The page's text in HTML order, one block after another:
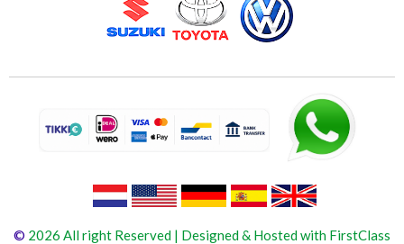
© 2026 All right Reserved | Designed & Hosted with FirstClass